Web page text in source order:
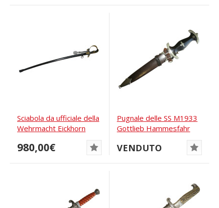
Sciabola da ufficiale della
Wehrmacht Eickhorn
980,00€
Pugnale delle SS M1933
Gottlieb Hammesfahr
VENDUTO